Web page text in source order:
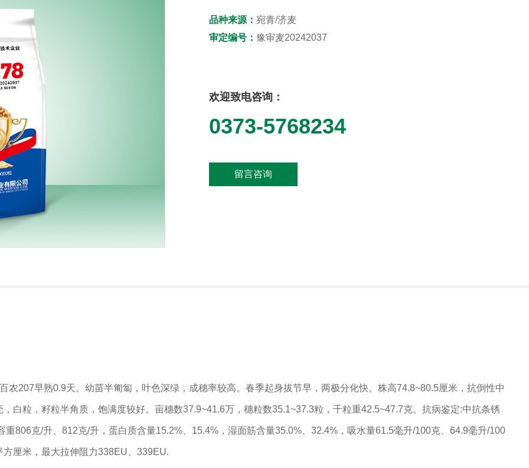
品种来源： 宛青/济麦
审定编号： 豫审麦20242037
欢迎致电咨询：
0373-5768234
留言咨询
农207早熟0.9天。幼苗半匍匐，叶色深绿，成穗率较高。春季起身拔节早，两极分化快。株高74.8~80.5厘米，抗倒性中
白粒，籽粒半角质，饱满度较好。亩穗数37.9~41.6万，穗粒数35.1~37.3粒，千粒重42.5~47.7克。抗病鉴定:中抗条锈
806克/升、812克/升，蛋白质含量15.2%、15.4%，湿面筋含量35.0%、32.4%，吸水量61.5毫升/100克、64.9毫升/100
厘米，最大拉伸阻力338EU、339EU.